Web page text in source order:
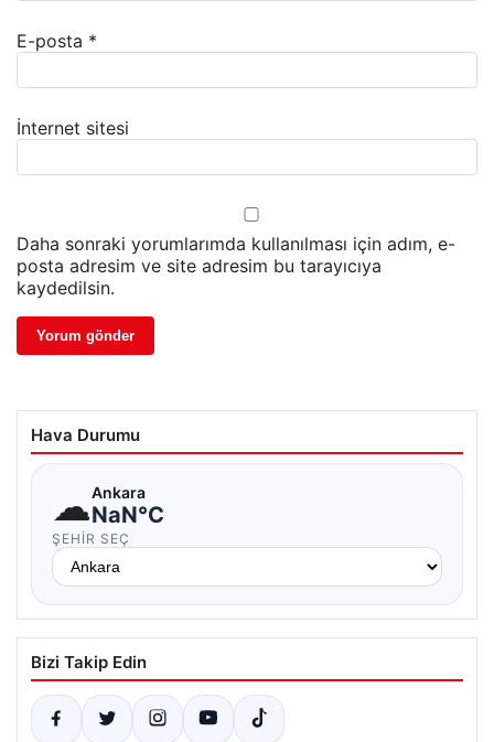
E-posta *
İnternet sitesi
Daha sonraki yorumlarımda kullanılması için adım, e-
posta adresim ve site adresim bu tarayıcıya
kaydedilsin.
Hava Durumu
☁Ankara
NaN°C
ŞEHIR SEÇ
Bizi Takip Edin